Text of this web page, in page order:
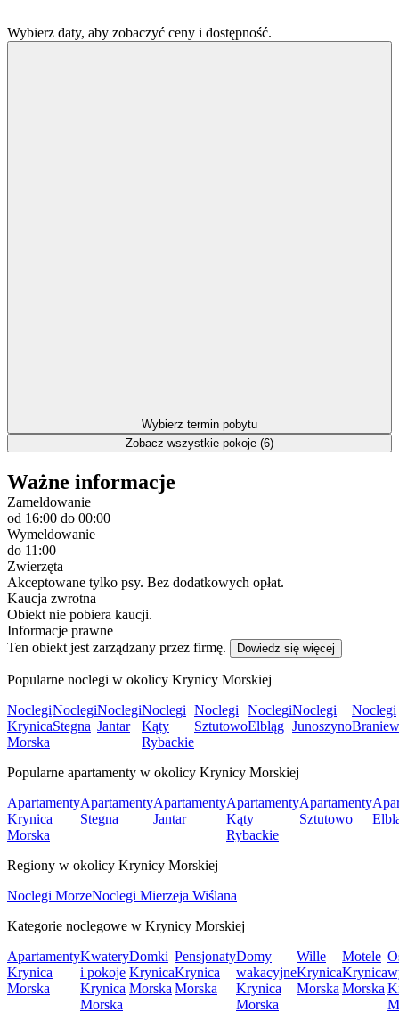
Wybierz daty, aby zobaczyć ceny i dostępność.
Wybierz termin pobytu
Zobacz wszystkie pokoje (6)
Ważne informacje
Zameldowanie
od 16:00 do 00:00
Wymeldowanie
do 11:00
Zwierzęta
Akceptowane tylko psy. Bez dodatkowych opłat.
Kaucja zwrotna
Obiekt nie pobiera kaucji.
Informacje prawne
Ten obiekt jest zarządzany przez firmę.
Dowiedz się więcej
Popularne noclegi w okolicy Krynicy Morskiej
Noclegi
Krynica
Morska
Noclegi
Stegna
Noclegi
Jantar
Noclegi
Kąty
Rybackie
Noclegi
Sztutowo
Noclegi
Elbląg
Noclegi
Junoszyno
Noclegi
Popularne apartamenty w okolicy Krynicy Morskiej
Apartamenty
Krynica
Morska
Apartamenty
Stegna
Apartamenty
Jantar
Apartamenty
Kąty
Rybackie
Apartamenty
Sztutowo
Regiony w okolicy Krynicy Morskiej
Noclegi MorzeNoclegi Mierzeja Wiślana
Kategorie noclegowe w Krynicy Morskiej
Apartamenty
Krynica
Morska
Kwatery
i pokoje
Krynica
Morska
Domki
Krynica
Morska
Pensjonaty
Krynica
Morska
Domy
wakacyjne
Krynica
Morska
Wille
Krynica
Morska
Motele
Krynica
Morska